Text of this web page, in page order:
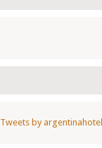
Tweets by argentinahotel_